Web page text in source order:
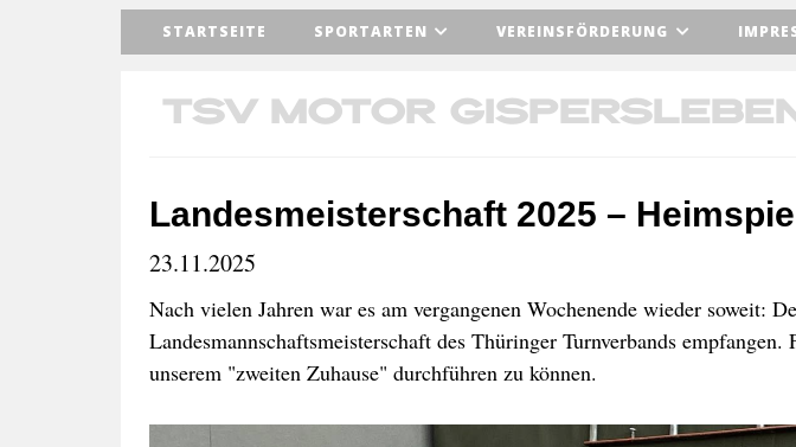
TSV Motor Gispersleben
STARTSEITE SPORTARTEN VEREINSFÖRDERUNG
Landesmeisterschaft 2025 –
23.11.2025
Nach vielen Jahren war es am vergangenen Wochenende wieder
Landesmannschaftsmeisterschaft des Thüringer Turnverbands
unserem "zweiten Zuhause" durchführen zu können.